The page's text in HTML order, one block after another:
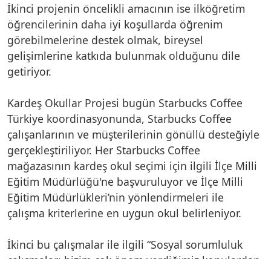
İkinci projenin öncelikli amacının ise ilköğretim
öğrencilerinin daha iyi koşullarda öğrenim
görebilmelerine destek olmak, bireysel
gelişimlerine katkıda bulunmak olduğunu dile
getiriyor.
Kardeş Okullar Projesi bugün Starbucks Coffee
Türkiye koordinasyonunda, Starbucks Coffee
çalışanlarının ve müşterilerinin gönüllü desteğiyle
gerçekleştiriliyor. Her Starbucks Coffee
mağazasının kardeş okul seçimi için ilgili İlçe Milli
Eğitim Müdürlüğü'ne başvuruluyor ve İlçe Milli
Eğitim Müdürlükleri’nin yönlendirmeleri ile
çalışma kriterlerine en uygun okul belirleniyor.
İkinci bu çalışmalar ile ilgili “Sosyal sorumluluk